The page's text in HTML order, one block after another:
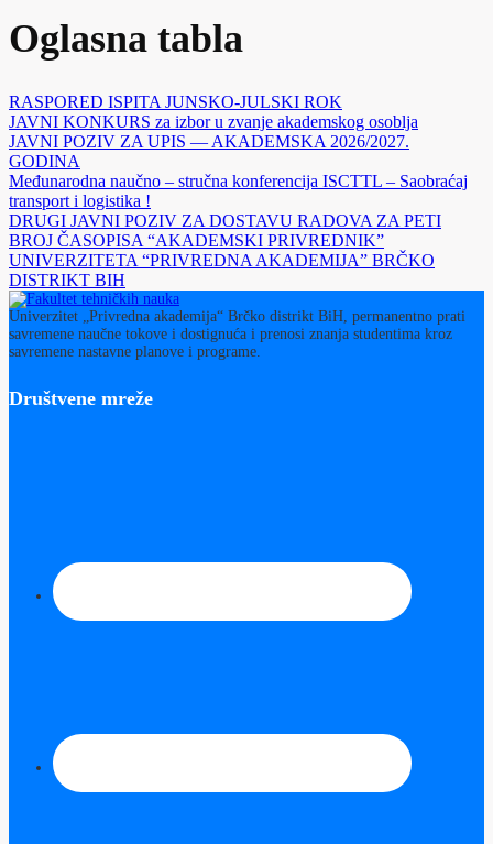
Oglasna tabla
RASPORED ISPITA JUNSKO-JULSKI ROK
JAVNI KONKURS za izbor u zvanje akademskog osoblja
JAVNI POZIV ZA UPIS — AKADEMSKA 2026/2027.
GODINA
Međunarodna naučno – stručna konferencija ISCTTL – Saobraćaj
transport i logistika !
DRUGI JAVNI POZIV ZA DOSTAVU RADOVA ZA PETI
BROJ ČASOPISA “AKADEMSKI PRIVREDNIK”
UNIVERZITETA “PRIVREDNA AKADEMIJA” BRČKO
DISTRIKT BIH
Univerzitet „Privredna akademija“ Brčko distrikt BiH, permanentno prati
savremene naučne tokove i dostignuća i prenosi znanja studentima kroz
savremene nastavne planove i programe.
Društvene mreže